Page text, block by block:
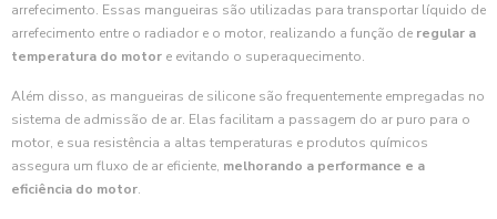
arrefecimento. Essas mangueiras são utilizadas para transportar líquido de
arrefecimento entre o radiador e o motor, realizando a função de regular a
temperatura do motor e evitando o superaquecimento.
Além disso, as mangueiras de silicone são frequentemente empregadas no
sistema de admissão de ar. Elas facilitam a passagem do ar puro para o
motor, e sua resistência a altas temperaturas e produtos químicos
assegura um fluxo de ar eficiente, melhorando a performance e a
eficiência do motor.